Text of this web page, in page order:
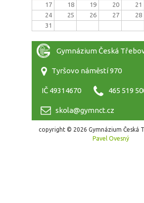
17
18 19 20 21
24
25 26 27 28
31
Gymnázium Česká
Tyršovo náměstí 970
IČ 49314670 465 519
skola@gymnct.cz
copyright © 2026 Gymnázium Česká
Pavel Ovesný